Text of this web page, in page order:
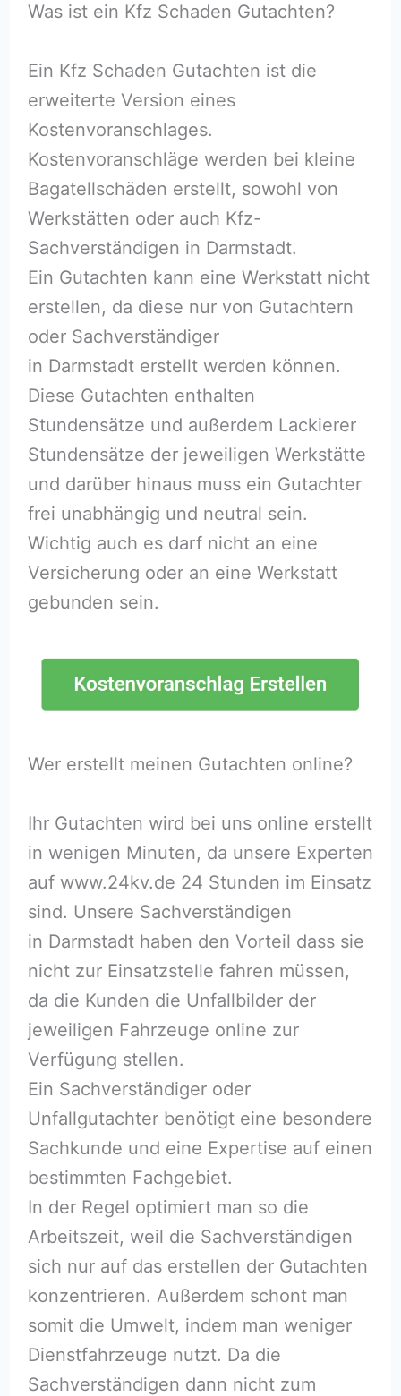
Was ist ein Kfz Schaden Gutachten?
Ein Kfz Schaden Gutachten ist die
erweiterte Version eines
Kostenvoranschlages.
Kostenvoranschläge werden bei kleine
Bagatellschäden erstellt, sowohl von
Werkstätten oder auch Kfz-
Sachverständigen in Darmstadt.
Ein Gutachten kann eine Werkstatt nicht
erstellen, da diese nur von Gutachtern
oder Sachverständiger
in Darmstadt erstellt werden können.
Diese Gutachten enthalten
Stundensätze und außerdem Lackierer
Stundensätze der jeweiligen Werkstätte
und darüber hinaus muss ein Gutachter
frei unabhängig und neutral sein.
Wichtig auch es darf nicht an eine
Versicherung oder an eine Werkstatt
gebunden sein.
Wer erstellt meinen Gutachten online?
Ihr Gutachten wird bei uns online erstellt
in wenigen Minuten, da unsere Experten
auf www.24kv.de 24 Stunden im Einsatz
sind. Unsere Sachverständigen
in Darmstadt haben den Vorteil dass sie
nicht zur Einsatzstelle fahren müssen,
da die Kunden die Unfallbilder der
jeweiligen Fahrzeuge online zur
Verfügung stellen.
Ein Sachverständiger oder
Unfallgutachter benötigt eine besondere
Sachkunde und eine Expertise auf einen
bestimmten Fachgebiet.
In der Regel optimiert man so die
Arbeitszeit, weil die Sachverständigen
sich nur auf das erstellen der Gutachten
konzentrieren. Außerdem schont man
somit die Umwelt, indem man weniger
Dienstfahrzeuge nutzt. Da die
Sachverständigen dann nicht zum